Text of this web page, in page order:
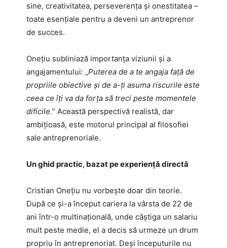
sine, creativitatea, perseverența și onestitatea –
toate esențiale pentru a deveni un antreprenor
de succes.
Onețiu subliniază importanța viziunii și a
angajamentului: „Puterea de a te angaja față de
propriile obiective și de a-ți asuma riscurile este
ceea ce îți va da forța să treci peste momentele
dificile.” Această perspectivă realistă, dar
ambițioasă, este motorul principal al filosofiei
sale antreprenoriale.
Un ghid practic, bazat pe experiență directă
Cristian Onețiu nu vorbește doar din teorie.
După ce și-a început cariera la vârsta de 22 de
ani într-o multinațională, unde câștiga un salariu
mult peste medie, el a decis să urmeze un drum
propriu în antreprenoriat. Deși începuturile nu